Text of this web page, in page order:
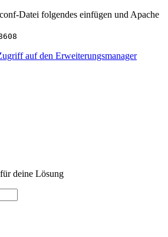
Datei folgendes einfügen und Apache
auf den Erweiterungsmanager
deine Lösung